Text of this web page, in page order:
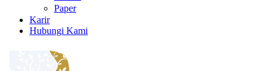
Paper
Karir
Hubungi Kami